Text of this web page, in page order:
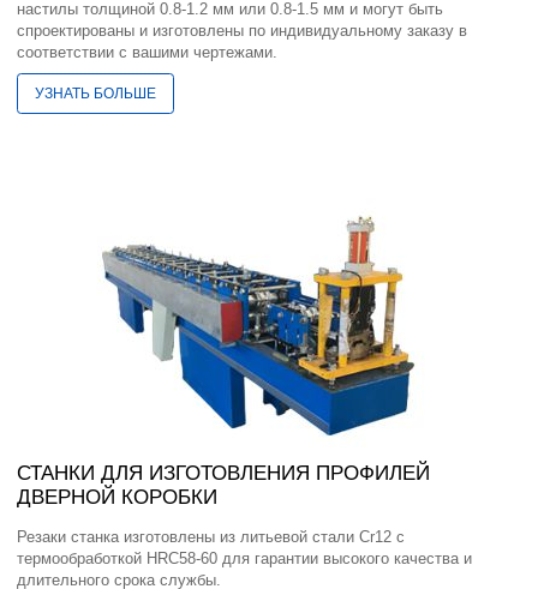
настилы толщиной 0.8-1.2 мм или 0.8-1.5 мм и могут быть
спроектированы и изготовлены по индивидуальному заказу в
соответствии с вашими чертежами.
УЗНАТЬ БОЛЬШЕ
СТАНКИ ДЛЯ ИЗГОТОВЛЕНИЯ ПРОФИЛЕЙ
ДВЕРНОЙ КОРОБКИ
Резаки станка изготовлены из литьевой стали Cr12 с
термообработкой HRC58-60 для гарантии высокого качества и
длительного срока службы.